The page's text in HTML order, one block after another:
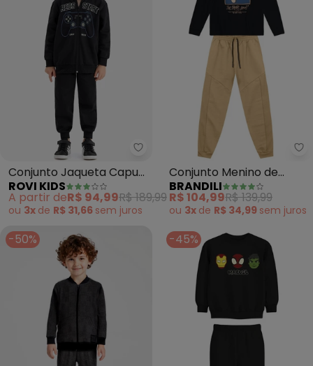
Rovi Kids - Conjunto Jaqueta
Conjunto Jaqueta Capuz
e Calça Moletom (Preto)
ROVI KIDS
A partir deR$ 94,99R$ 189,99
ou 3x de R$ 31,66 sem juros
Conjunto Menino de
Skate (Natural)
BRANDILI
R$ 104,99R$ 139,99
ou 3x de R$ 34,99 sem juros
-50% -45%